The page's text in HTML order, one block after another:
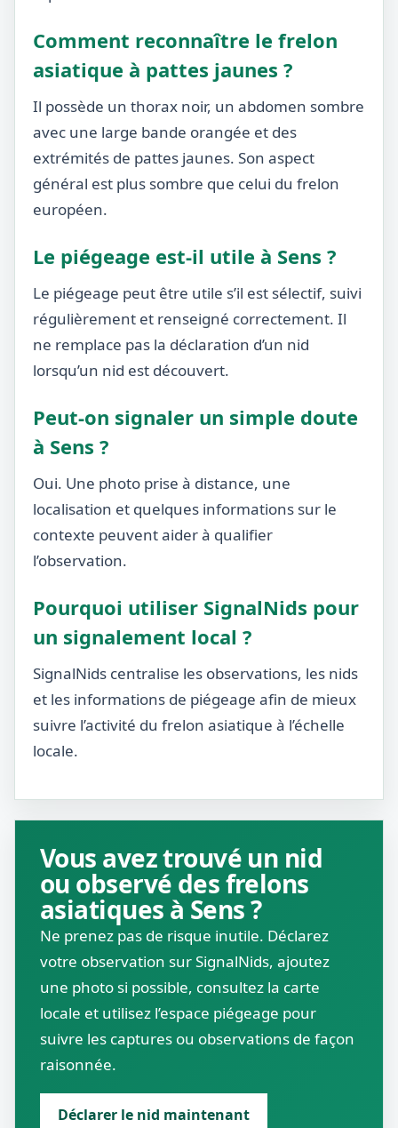
Comment reconnaître le frelon
asiatique à pattes jaunes ?
Il possède un thorax noir, un abdomen sombre
avec une large bande orangée et des
extrémités de pattes jaunes. Son aspect
général est plus sombre que celui du frelon
européen.
Le piégeage est-il utile à Sens ?
Le piégeage peut être utile s’il est sélectif, suivi
régulièrement et renseigné correctement. Il
ne remplace pas la déclaration d’un nid
lorsqu’un nid est découvert.
Peut-on signaler un simple doute
à Sens ?
Oui. Une photo prise à distance, une
localisation et quelques informations sur le
contexte peuvent aider à qualifier
l’observation.
Pourquoi utiliser SignalNids pour
un signalement local ?
SignalNids centralise les observations, les nids
et les informations de piégeage afin de mieux
suivre l’activité du frelon asiatique à l’échelle
locale.
Vous avez trouvé un nid
ou observé des frelons
asiatiques à Sens ?
Ne prenez pas de risque inutile. Déclarez
votre observation sur SignalNids, ajoutez
une photo si possible, consultez la carte
locale et utilisez l’espace piégeage pour
suivre les captures ou observations de façon
raisonnée.
Déclarer le nid maintenant